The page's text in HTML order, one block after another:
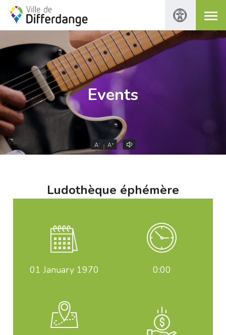
Events
A- A+
Ludothèque éphémère
01 January 1970 0:00